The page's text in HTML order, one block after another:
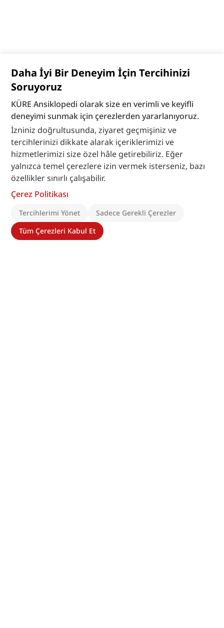
Daha İyi Bir Deneyim İçin Tercihinizi
Soruyoruz
KÜRE Ansiklopedi olarak size en verimli ve keyifli
deneyimi sunmak için çerezlerden yararlanıyoruz.
İzniniz doğrultusunda, ziyaret geçmişiniz ve
tercihlerinizi dikkate alarak içeriklerimizi ve
hizmetlerimizi size özel hâle getirebiliriz. Eğer
yalnızca temel çerezlere izin vermek isterseniz, bazı
özellikler sınırlı çalışabilir.
Çerez Politikası
Tercihlerimi Yönet
Sadece Gerekli Çerezler
Tüm Çerezleri Kabul Et